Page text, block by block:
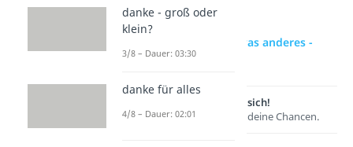
zur Videoseite: etwas anderes -
groß oder klein?
Lernen lohnt sich!
Entdecke hier deine Chancen.
danke - groß oder
klein?
3/8 – Dauer: 03:30
danke für alles
4/8 – Dauer: 02:01